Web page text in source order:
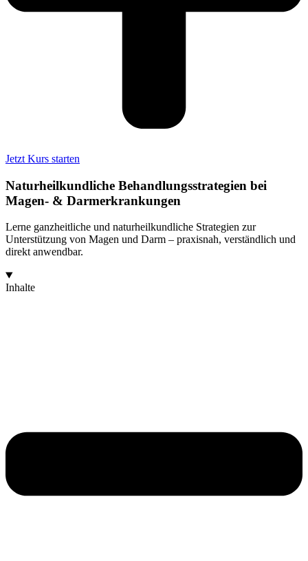
Jetzt Kurs starten
Naturheilkundliche Behandlungsstrategien bei
Magen- & Darmerkrankungen
Lerne ganzheitliche und naturheilkundliche Strategien zur
Unterstützung von Magen und Darm – praxisnah, verständlich und
direkt anwendbar.
Inhalte